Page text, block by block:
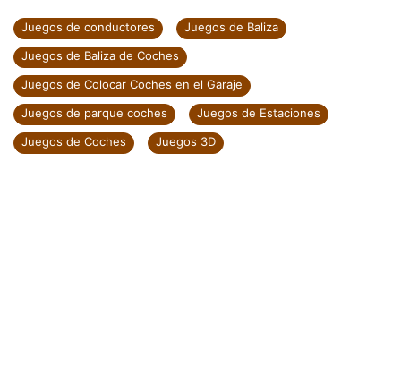
Juegos de conductores
Juegos de Baliza
Juegos de Baliza de Coches
Juegos de Colocar Coches en el Garaje
Juegos de parque coches
Juegos de Estaciones
Juegos de Coches
Juegos 3D